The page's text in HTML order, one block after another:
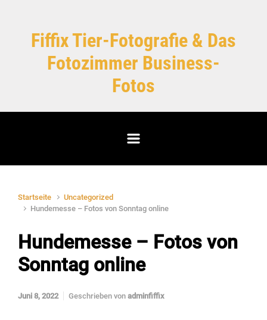
Fiffix Tier-Fotografie & Das
Fotozimmer Business-
Fotos
Startseite
Uncategorized
Hundemesse – Fotos von Sonntag online
Hundemesse – Fotos von
Sonntag online
Juni 8, 2022 Geschrieben von adminfiffix